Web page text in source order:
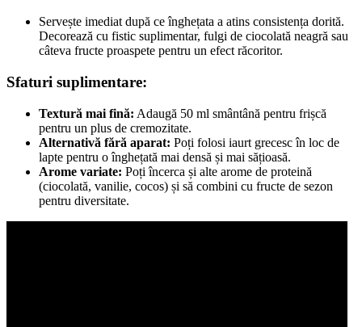
Servește imediat după ce înghețata a atins consistența dorită.
Decorează cu fistic suplimentar, fulgi de ciocolată neagră sau
câteva fructe proaspete pentru un efect răcoritor.
Sfaturi suplimentare:
Textură mai fină: Adaugă 50 ml smântână pentru frișcă
pentru un plus de cremozitate.
Alternativă fără aparat: Poți folosi iaurt grecesc în loc de
lapte pentru o înghețată mai densă și mai sățioasă.
Arome variate: Poți încerca și alte arome de proteină
(ciocolată, vanilie, cocos) și să combini cu fructe de sezon
pentru diversitate.